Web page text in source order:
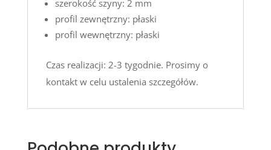
szerokość szyny: 2 mm
profil zewnętrzny: płaski
profil wewnętrzny: płaski
Czas realizacji: 2-3 tygodnie. Prosimy o
kontaktw celu ustalenia szczegółów.